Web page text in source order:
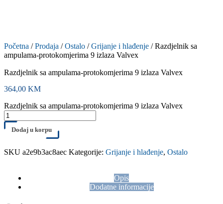
Početna /Prodaja /Ostalo /Grijanje i hlađenje / Razdjelnik sa
ampulama-protokomjerima 9 izlaza Valvex
Razdjelnik sa ampulama-protokomjerima 9 izlaza Valvex
364,00 KM
Razdjelnik sa ampulama-protokomjerima 9 izlaza Valvex
Dodaj u korpu
SKU a2e9b3ac8aec Kategorije: Grijanje i hlađenje, Ostalo
Opis
Dodatne informacije